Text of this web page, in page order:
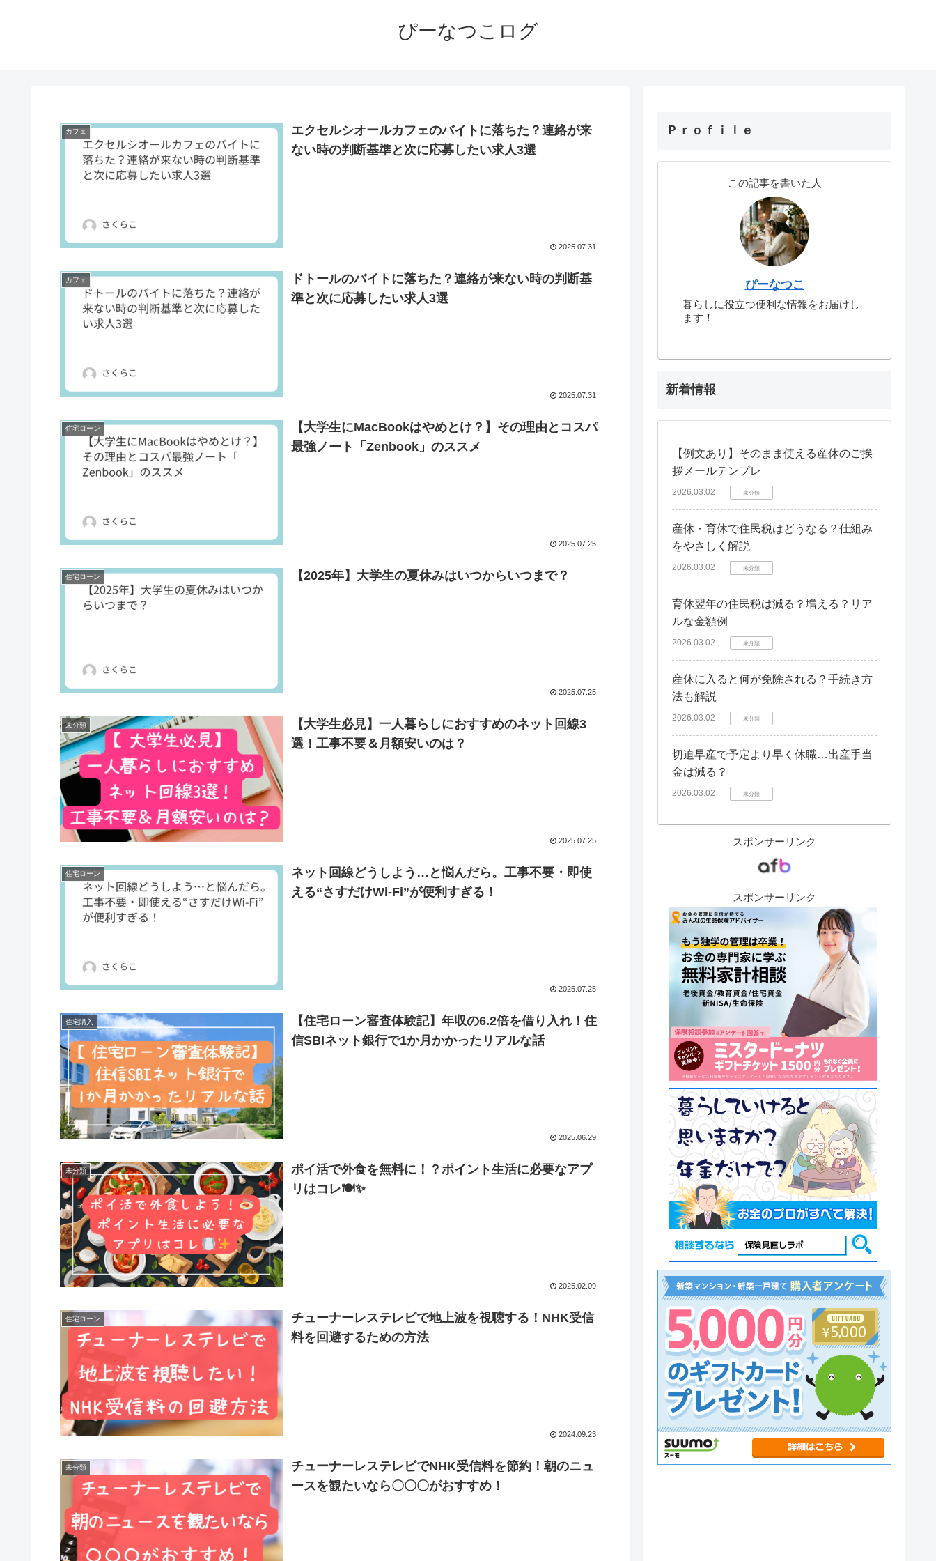
ぴーなつこログ
カフェ
エクセルシオールカフェのバイトに落ちた？連絡が来
ない時の判断基準と次に応募したい求人3選
2025.07.31
カフェ
ドトールのバイトに落ちた？連絡が来ない時の判断基
準と次に応募したい求人3選
2025.07.31
住宅ローン
【大学生にMacBookはやめとけ？】その理由とコスパ
最強ノート「Zenbook」のススメ
2025.07.25
住宅ローン 【2025年】大学生の夏休みはいつからいつまで？
2025.07.25
未分類
【大学生必見】一人暮らしにおすすめのネット回線3
選！工事不要＆月額安いのは？
2025.07.25
住宅ローン
ネット回線どうしよう…と悩んだら。工事不要・即使
える“さすだけWi-Fi”が便利すぎる！
2025.07.25
住宅購入
【住宅ローン審査体験記】年収の6.2倍を借り入れ！住
信SBIネット銀行で1か月かかったリアルな話
2025.06.29
未分類
ポイ活で外食を無料に！？ポイント生活に必要なアプ
リはコレ🍽️✨
2025.02.09
住宅ローン
チューナーレステレビで地上波を視聴する！NHK受信
料を回避するための方法
2024.09.23
未分類
チューナーレステレビでNHK受信料を節約！朝のニュ
ースを観たいなら〇〇〇がおすすめ！
Ｐｒｏｆｉｌｅ
この記事を書いた人
ぴーなつこ
暮らしに役立つ便利な情報をお届けし
ます！
新着情報
【例文あり】そのまま使える産休のご挨
拶メールテンプレ
2026.03.02 未分類
産休・育休で住民税はどうなる？仕組み
をやさしく解説
2026.03.02 未分類
育休翌年の住民税は減る？増える？リア
ルな金額例
2026.03.02 未分類
産休に入ると何が免除される？手続き方
法も解説
2026.03.02 未分類
切迫早産で予定より早く休職…出産手当
金は減る？
2026.03.02 未分類
スポンサーリンク
スポンサーリンク